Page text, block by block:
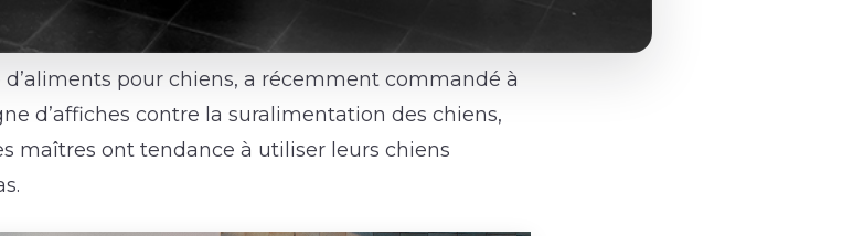
pour chiens, a récemment commandé à
d’affiches contre la suralimentation des chiens,
maîtres ont tendance à utiliser leurs chiens